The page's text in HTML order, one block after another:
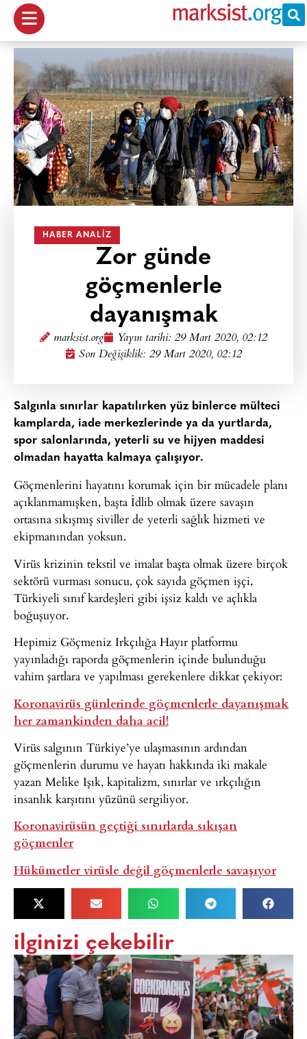
HABER ANALIZ
Zor günde
göçmenlerle
dayanışmak
marksist.org Yayın tarihi: 29 Mart 2020, 02:12
Son Değişiklik: 29 Mart 2020, 02:12
Salgınla sınırlar kapatılırken yüz binlerce mülteci
kamplarda, iade merkezlerinde ya da yurtlarda,
spor salonlarında, yeterli su ve hijyen maddesi
olmadan hayatta kalmaya çalışıyor.
Göçmenlerini hayatını korumak için bir mücadele planı
açıklanmamışken, başta İdlib olmak üzere savaşın
ortasına sıkışmış siviller de yeterli sağlık hizmeti ve
ekipmanından yoksun.
Virüs krizinin tekstil ve imalat başta olmak üzere birçok
sektörü vurması sonucu, çok sayıda göçmen işçi,
Türkiyeli sınıf kardeşleri gibi işsiz kaldı ve açlıkla
boğuşuyor.
Hepimiz Göçmeniz Irkçılığa Hayır platformu
yayınladığı raporda göçmenlerin içinde bulunduğu
vahim şartlara ve yapılması gerekenlere dikkat çekiyor:
Koronavirüs günlerinde göçmenlerle dayanışmak
her zamankinden daha acil!
Virüs salgının Türkiye’ye ulaşmasının ardından
göçmenlerin durumu ve hayatı hakkında iki makale
yazan Melike Işık, kapitalizm, sınırlar ve ırkçılığın
insanlık karşıtını yüzünü sergiliyor.
Koronavirüsün geçtiği sınırlarda sıkışan
göçmenler
Hükümetler virüsle değil göçmenlerle savaşıyor
ilginizi çekebilir